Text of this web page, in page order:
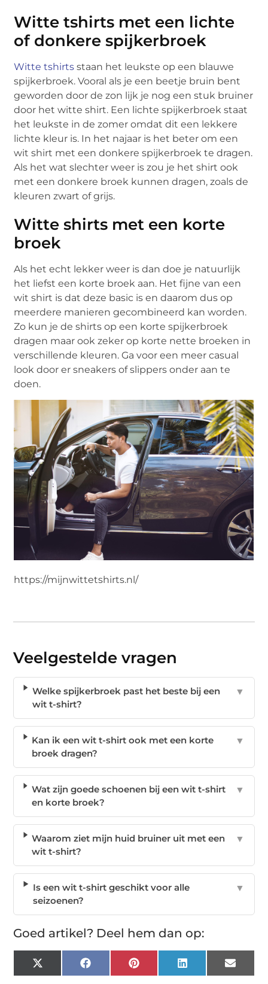
Witte tshirts met een lichte
of donkere spijkerbroek
Witte tshirts staan het leukste op een blauwe
spijkerbroek. Vooral als je een beetje bruin bent
geworden door de zon lijk je nog een stuk bruiner
door het witte shirt. Een lichte spijkerbroek staat
het leukste in de zomer omdat dit een lekkere
lichte kleur is. In het najaar is het beter om een
wit shirt met een donkere spijkerbroek te dragen.
Als het wat slechter weer is zou je het shirt ook
met een donkere broek kunnen dragen, zoals de
kleuren zwart of grijs.
Witte shirts met een korte
broek
Als het echt lekker weer is dan doe je natuurlijk
het liefst een korte broek aan. Het fijne van een
wit shirt is dat deze basic is en daarom dus op
meerdere manieren gecombineerd kan worden.
Zo kun je de shirts op een korte spijkerbroek
dragen maar ook zeker op korte nette broeken in
verschillende kleuren. Ga voor een meer casual
look door er sneakers of slippers onder aan te
doen.
https://mijnwittetshirts.nl/
Veelgestelde vragen
Welke spijkerbroek past het beste bij een
wit t-shirt?
▼
Kan ik een wit t-shirt ook met een korte
broek dragen?
▼
Wat zijn goede schoenen bij een wit t-shirt
en korte broek?
▼
Waarom ziet mijn huid bruiner uit met een
wit t-shirt?
▼
Is een wit t-shirt geschikt voor alle
seizoenen?
▼
Goed artikel? Deel hem dan op:
X
(Twitter)
FacebookPinterest LinkedIn Email